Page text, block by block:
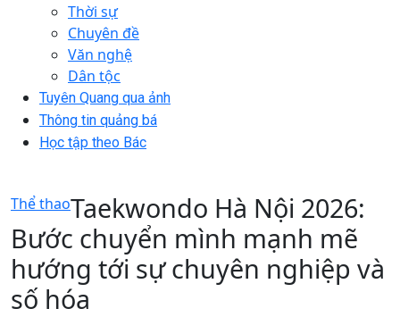
Thời sự
Chuyên đề
Văn nghệ
Dân tộc
Tuyên Quang qua ảnh
Thông tin quảng bá
Học tập theo Bác
Thể thaoTaekwondo Hà Nội 2026:
Bước chuyển mình mạnh mẽ
hướng tới sự chuyên nghiệp và
số hóa